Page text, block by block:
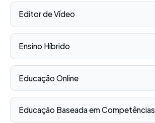
Editor de Vídeo
Ensino Híbrido
Educação Online
Educação Baseada em Competências